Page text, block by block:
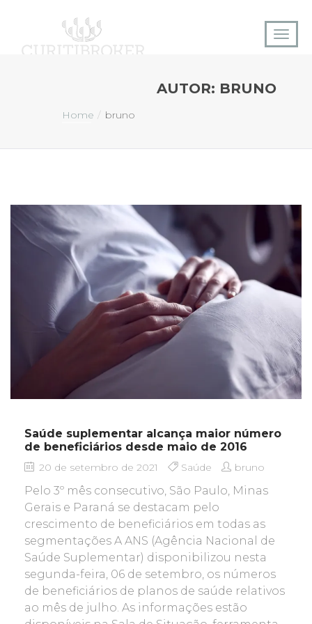
AUTOR: BRUNO
Home bruno
Saúde suplementar alcança maior número
de beneficiários desde maio de 2016
20 de setembro de 2021 Saúde bruno
Pelo 3º mês consecutivo, São Paulo, Minas
Gerais e Paraná se destacam pelo
crescimento de beneficiários em todas as
segmentações A ANS (Agência Nacional de
Saúde Suplementar) disponibilizou nesta
segunda-feira, 06 de setembro, os números
de beneficiários de planos de saúde relativos
ao mês de julho. As informações estão